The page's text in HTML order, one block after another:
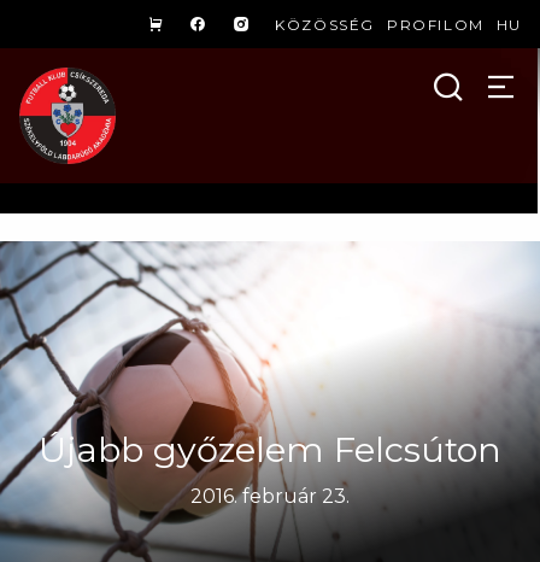
KÖZÖSSÉG PROFILOM HU
Újabb győzelem Felcsúton
2016. február 23.